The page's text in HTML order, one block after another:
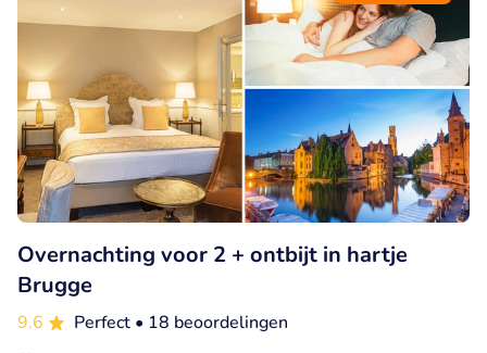
Overnachting voor 2 + ontbijt in hartje
Brugge
9.6 Perfect • 18 beoordelingen